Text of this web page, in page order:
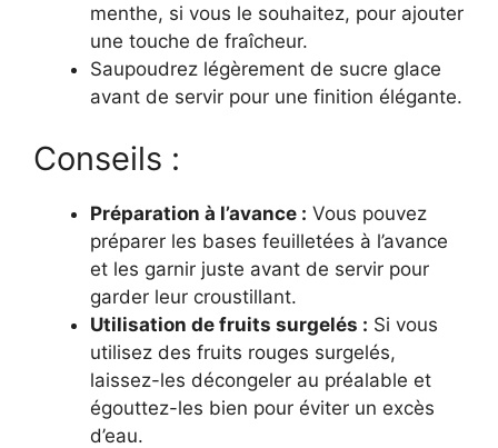
menthe, si vous le souhaitez, pour ajouter
une touche de fraîcheur.
Saupoudrez légèrement de sucre glace
avant de servir pour une finition élégante.
Conseils :
Préparation à l’avance : Vous pouvez
préparer les bases feuilletées à l’avance
et les garnir juste avant de servir pour
garder leur croustillant.
Utilisation de fruits surgelés : Si vous
utilisez des fruits rouges surgelés,
laissez-les décongeler au préalable et
égouttez-les bien pour éviter un excès
d’eau.